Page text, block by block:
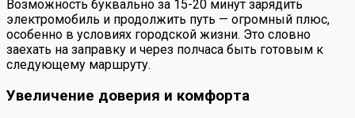
Возможность буквально за 15-20 минут зарядить
электромобиль и продолжить путь — огромный плюс,
особенно в условиях городской жизни. Это словно
заехать на заправку и через полчаса быть готовым к
следующему маршруту.
Увеличение доверия и комфорта